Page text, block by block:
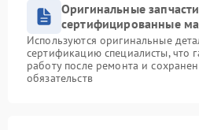
Оригинальные
сертифицированные
Используются оригинальные
сертификацию специалисты, что
работу после ремонта и
обязательств